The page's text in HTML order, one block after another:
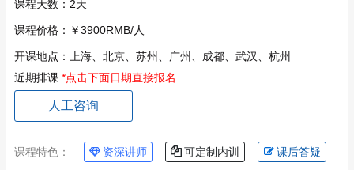
课程天数： 2天
课程价格： ￥3900RMB/人
开课地点：
上海、北京、苏州、广州、成都、武汉、杭州
近期排课 *点击下面日期直接报名
人工咨询
课程特色： 资深讲师 可定制内训 课后答疑